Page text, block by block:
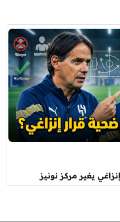
يغير مركز نونيز